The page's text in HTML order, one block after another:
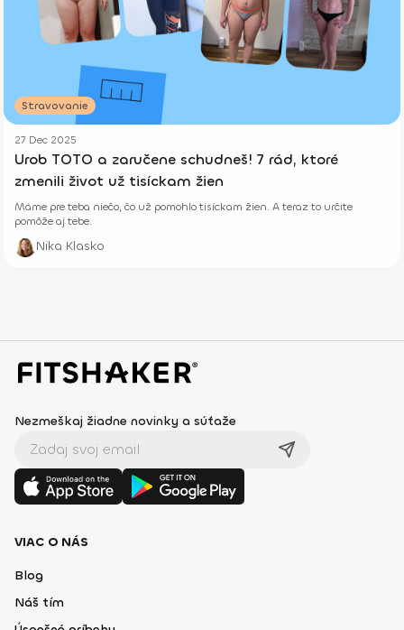
Stravovanie
27 Dec 2025
Urob TOTO a zaručene schudneš! 7 rád, ktoré
zmenili život už tisíckam žien
Máme pre teba niečo, čo už pomohlo tisíckam žien. A teraz to určite
pomôže aj tebe.
Nika Klasko
Nezmeškaj žiadne novinky a súťaže
VIAC O NÁS
Blog
Náš tím